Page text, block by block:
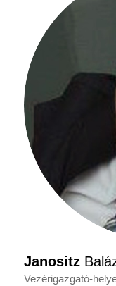
Janositz
Vezérigazgató-